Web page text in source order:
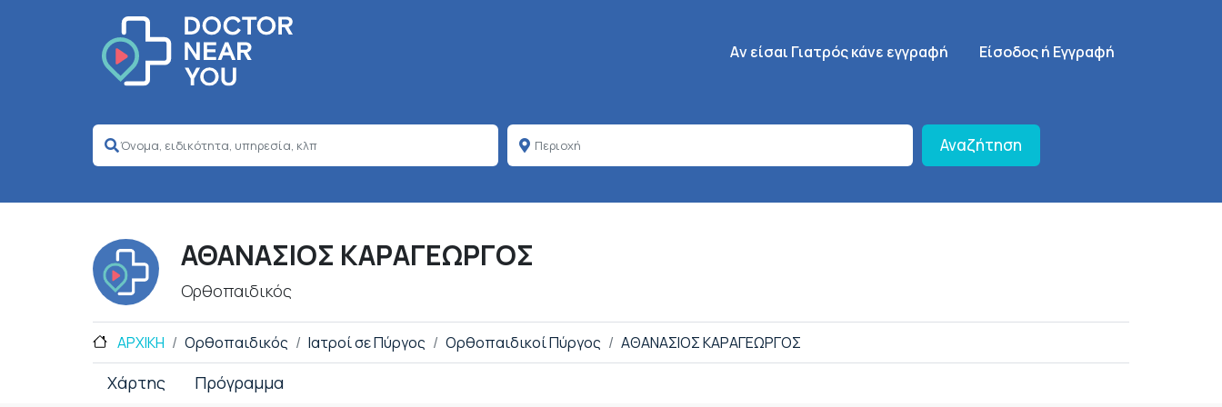
Κεντρική πλοήγηση
Aν είσαι Γιατρός κάνε εγγραφή SignUp Menu
Είσοδος ή Εγγραφή
Αναζήτηση
ΑΘΑΝΑΣΙΟΣ ΚΑΡΑΓΕΩΡΓΟΣ
Ορθοπαιδικός
ΑΡΧΙΚΗ Ορθοπαιδικός Ιατροί σε Πύργος Ορθοπαιδικοί Πύργος ΑΘΑΝΑΣΙΟΣ ΚΑΡΑΓΕΩΡΓΟΣ
Χάρτης Πρόγραμμα